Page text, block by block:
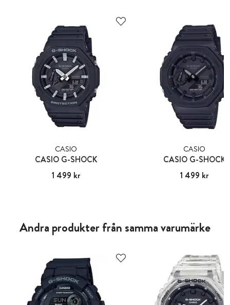
CASIO
CASIO G-SHOCK
Pris :1 499 kr
1 499 kr
CASIO
CASIO G-SHOCK
Pris :1 499 kr
1 499 kr
Andra produkter från samma varumärke